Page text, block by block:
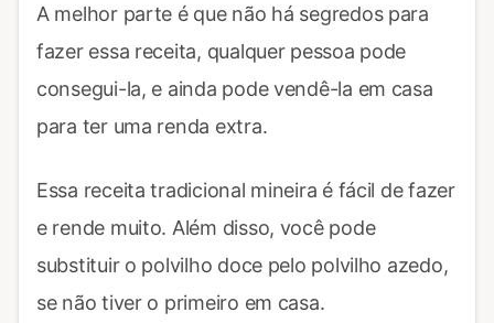
A melhor parte é que não há segredos para
fazer essa receita, qualquer pessoa pode
consegui-la, e ainda pode vendê-la em casa
para ter uma renda extra.
Essa receita tradicional mineira é fácil de fazer
e rende muito. Além disso, você pode
substituir o polvilho doce pelo polvilho azedo,
se não tiver o primeiro em casa.